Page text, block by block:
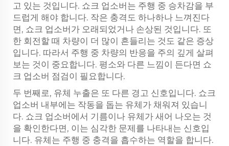
고 있는 것입니다. 쇼크 업소버는 주행 중 승차감을 부
드럽게 해야 합니다. 작은 충격도 하나하나 느껴진다
면, 쇼크 업소버가 오래되었거나 손상된 것입니다. 또
한 회전할 때 차량이 더 많이 흔들리는 것도 같은 증상
입니다. 따라서 주행 중 차량의 반응을 주의 깊게 살펴
보는 것이 중요합니다. 평소와 다른 느낌이 든다면 쇼
크 업소버 점검이 필요합니다.
두 번째로, 유체 누출은 또 다른 경고 신호입니다. 쇼크
업소버 내부에는 작동을 돕는 유체가 채워져 있습니
다. 쇼크 업소버에서 기름이나 유체가 새어 나오는 것
을 확인한다면, 이는 심각한 문제를 나타내는 신호입
니다. 유체는 주행 중 충격을 흡수하는 역할을 합니다.